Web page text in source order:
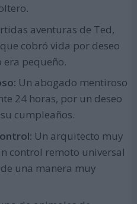
aventuras de Ted,
cobró vida por deseo
era pequeño.
Un abogado mentiroso
24 horas, por un deseo
cumpleaños.
Un arquitecto muy
control remoto universal
una manera muy